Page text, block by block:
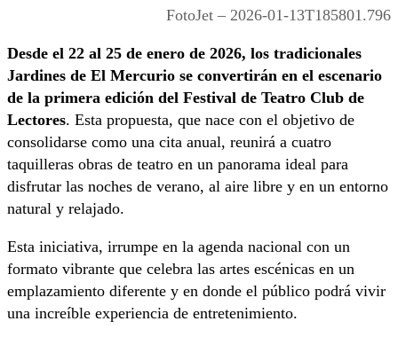
FotoJet – 2026-01-13T185801.796
Desde el 22 al 25 de enero de 2026, los tradicionales
Jardines de El Mercurio se convertirán en el escenario
de la primera edición del Festival de Teatro Club de
Lectores. Esta propuesta, que nace con el objetivo de
consolidarse como una cita anual, reunirá a cuatro
taquilleras obras de teatro en un panorama ideal para
disfrutar las noches de verano, al aire libre y en un entorno
natural y relajado.
Esta iniciativa, irrumpe en la agenda nacional con un
formato vibrante que celebra las artes escénicas en un
emplazamiento diferente y en donde el público podrá vivir
una increíble experiencia de entretenimiento.